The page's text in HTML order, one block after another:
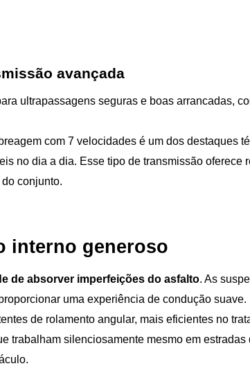
avançada
ultrapassagens seguras e boas arrancadas,
com 7 velocidades é um dos destaques
no dia a dia. Esse tipo de transmissão
conjunto.
interno generoso
de absorver imperfeições do asfalto. As
uma experiência de condução suave.
de rolamento angular, mais eficientes no
trabalham silenciosamente mesmo em